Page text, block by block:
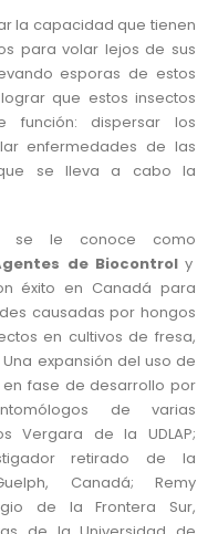
la capacidad que tienen
para volar lejos de sus
esporas de estos
que estos insectos
función: dispersar los
enfermedades de las
se lleva a cabo la
se le conoce como
de Biocontroly
éxito en Canadá para
causadas por hongos
en cultivos de fresa,
expansión del uso de
fase de desarrollo por
de varias
Vergara de la UDLAP;
retirado de la
Canadá; Remy
de la Frontera Sur,